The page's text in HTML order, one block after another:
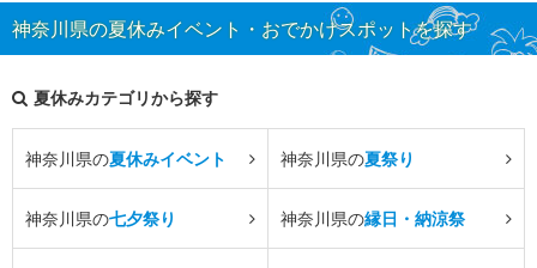
神奈川県の夏休みイベント・おでかけスポットを探す
夏休みカテゴリから探す
神奈川県の夏休みイベント 神奈川県の夏祭り
神奈川県の七夕祭り 神奈川県の縁日・納涼祭